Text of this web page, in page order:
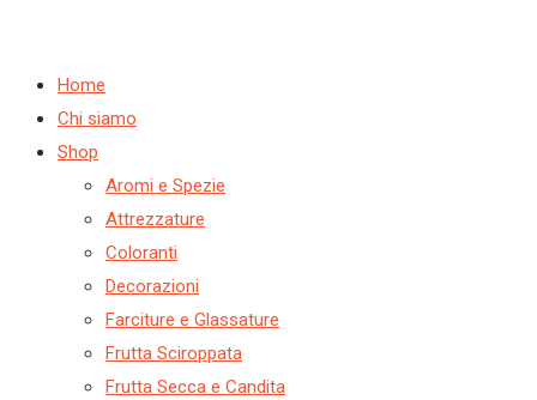
Home
Chi siamo
Shop
Aromi e Spezie
Attrezzature
Coloranti
Decorazioni
Farciture e Glassature
Frutta Sciroppata
Frutta Secca e Candita